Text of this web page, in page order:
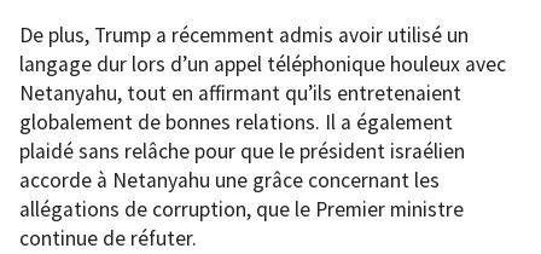
De plus, Trump a récemment admis avoir utilisé un
langage dur lors d’un appel téléphonique houleux avec
Netanyahu, tout en affirmant qu’ils entretenaient
globalement de bonnes relations. Il a également
plaidé sans relâche pour que le président israélien
accorde à Netanyahu une grâce concernant les
allégations de corruption, que le Premier ministre
continue de réfuter.